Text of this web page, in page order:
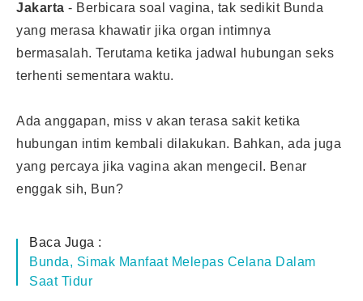
Jakarta - Berbicara soal vagina, tak sedikit Bunda
yang merasa khawatir jika organ intimnya
bermasalah. Terutama ketika jadwal hubungan seks
terhenti sementara waktu.
Ada anggapan, miss v akan terasa sakit ketika
hubungan intim kembali dilakukan. Bahkan, ada juga
yang percaya jika vagina akan mengecil. Benar
enggak sih, Bun?
Baca Juga :
Bunda, Simak Manfaat Melepas Celana Dalam
Saat Tidur